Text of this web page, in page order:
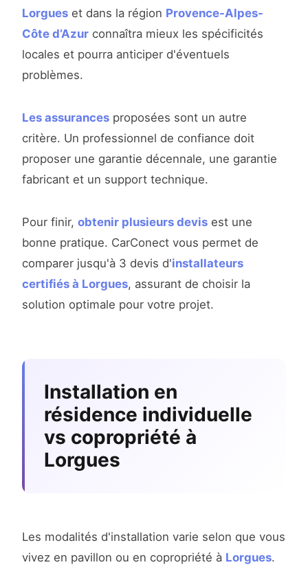
Lorgues et dans la région Provence-Alpes-
Côte d’Azur connaîtra mieux les spécificités
locales et pourra anticiper d'éventuels
problèmes.
Les assurances proposées sont un autre
critère. Un professionnel de confiance doit
proposer une garantie décennale, une garantie
fabricant et un support technique.
Pour finir, obtenir plusieurs devis est une
bonne pratique. CarConect vous permet de
comparer jusqu'à 3 devis d'installateurs
certifiés à Lorgues, assurant de choisir la
solution optimale pour votre projet.
Installation en
résidence individuelle
vs copropriété à
Lorgues
Les modalités d'installation varie selon que vous
vivez en pavillon ou en copropriété à Lorgues.